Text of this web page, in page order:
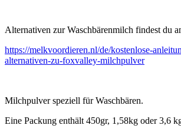
Alternativen zur Waschbärenmilch findest du
https://melkvoordieren.nl/de/kostenlose-
alternativen-zu-foxvalley-milchpulver
Milchpulver speziell für Waschbären.
Eine Packung enthält 450gr, 1,58kg oder 3,6